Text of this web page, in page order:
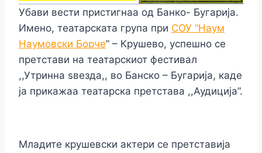
Убави вести пристигнаа од Банко- Бугарија.
Имено, театарската група при СОУ “Наум
Наумовски Борче” – Крушево, успешно се
претстави на театарскиот фестивал
,,Утринна ѕвезда,, во Банско – Бугарија, каде
ја прикажаа театарска претстава ,,Аудиција”.
Младите крушевски актери се претставија